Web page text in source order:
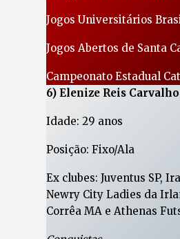
Jogos Universitários
Jogos Abertos de Santa
Campeonato Estadual
6) Elenize Reis
Idade: 29 anos
Posição: Fixo/Ala
Ex clubes: Juventus SP,
Newry City Ladies da
Corrêa MA e Athenas